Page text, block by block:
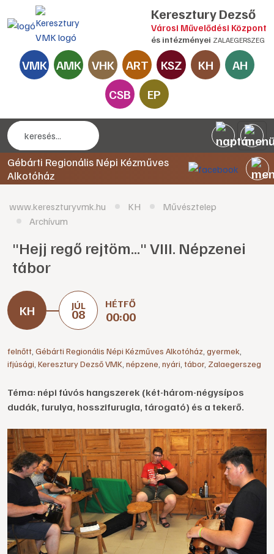
Keresztury Dezső
Városi Művelődési Központ
és intézményei ZALAEGERSZEG
VMK AMK VHK ART KSZ KH
AH
CSB
EP
Gébárti Regionális Népi Kézműves
Alkotóház
www.kereszturyvmk.hu KH
Művésztelep
Archívum
"Hejj regő rejtöm..." VIII. Népzenei
tábor
JÚL
08
HÉTFŐ
00:00
felnőtt Gébárti Regionális Népi Kézműves Alkotóház gyermek
ifjúsági Keresztury Dezső VMK népzene nyári tábor, Zalaegerszeg
Téma: népi fúvós hangszerek (két-három-négysípos
dudák, furulya, hosszifurugla, tárogató) és a tekerő.